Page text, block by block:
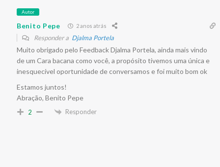
Autor
Benito Pepe 2 anos atrás
Responder a Djalma Portela
Muito obrigado pelo Feedback Djalma Portela, ainda mais vindo
de um Cara bacana como você, a propósito tivemos uma única e
inesquecível oportunidade de conversamos e foi muito bom ok
Estamos juntos!
Abração, Benito Pepe
2 Responder